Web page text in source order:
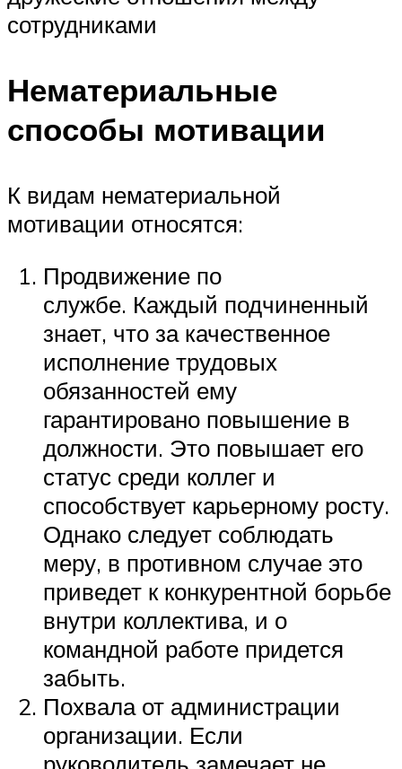
сотрудниками
Нематериальные
способы мотивации
К видам нематериальной
мотивации относятся:
Продвижение по
службе. Каждый подчиненный
знает, что за качественное
исполнение трудовых
обязанностей ему
гарантировано повышение в
должности. Это повышает его
статус среди коллег и
способствует карьерному росту.
Однако следует соблюдать
меру, в противном случае это
приведет к конкурентной борьбе
внутри коллектива, и о
командной работе придется
забыть.
Похвала от администрации
организации. Если